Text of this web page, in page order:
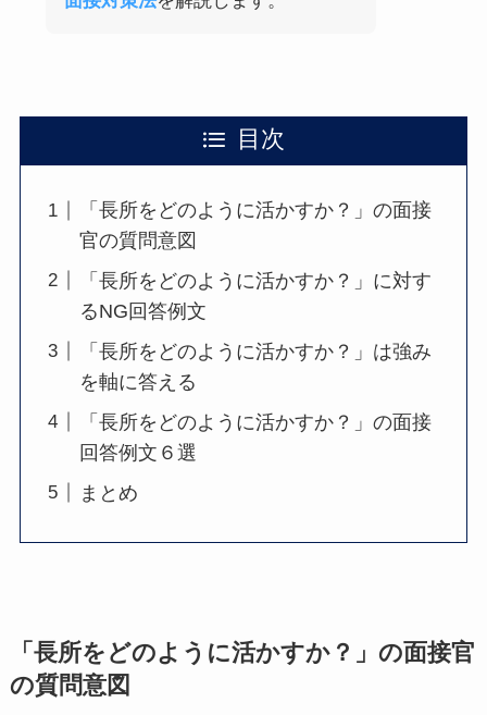
目次
「長所をどのように活かすか？」の面接
官の質問意図
「長所をどのように活かすか？」に対す
るNG回答例文
「長所をどのように活かすか？」は強み
を軸に答える
「長所をどのように活かすか？」の面接
回答例文６選
まとめ
「長所をどのように活かすか？」の面接官
の質問意図